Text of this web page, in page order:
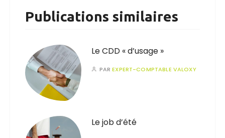
Publications similaires
Le CDD « d’usage »
PAREXPERT-COMPTABLE VALOXY
Le job d’été